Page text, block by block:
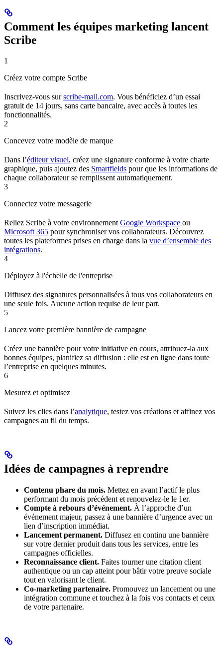
Comment les équipes marketing lancent
Scribe
1
Créez votre compte Scribe
Inscrivez-vous surscribe-mail.com. Vous bénéficiez d’un essai
gratuit de 14 jours, sans carte bancaire, avec accès à toutes les
fonctionnalités.
2
Concevez votre modèle de marque
Dans l’éditeur visuel, créez une signature conforme à votre charte
graphique, puis ajoutez des Smartfields pour que les informations de
chaque collaborateur se remplissent automatiquement.
3
Connectez votre messagerie
Reliez Scribe à votre environnementGoogle Workspace ou
Microsoft 365 pour synchroniser vos collaborateurs. Découvrez
toutes les plateformes prises en charge dans la vue d’ensemble des
intégrations.
4
Déployez à l'échelle de l'entreprise
Diffusez des signatures personnalisées à tous vos collaborateurs en
une seule fois. Aucune action requise de leur part.
5
Lancez votre première bannière de campagne
Créez une bannière pour votre initiative en cours, attribuez-la aux
bonnes équipes, planifiez sa diffusion : elle est en ligne dans toute
l’entreprise en quelques minutes.
6
Mesurez et optimisez
Suivez les clics dans l’analytique, testez vos créations et affinez vos
campagnes au fil du temps.
Idées de campagnes à reprendre
Contenu phare du mois. Mettez en avant l’actif le plus
performant du mois précédent et renouvelez-le le 1er.
Compte à rebours d’événement. À l’approche d’un
événement majeur, passez à une bannière d’urgence avec un
lien d’inscription immédiat.
Lancement permanent. Diffusez en continu une bannière
sur votre dernier produit dans tous les services, entre les
campagnes officielles.
Reconnaissance client. Faites tourner une citation client
authentique ou un cap atteint pour bâtir votre preuve sociale
tout en valorisant le client.
Co-marketing partenaire. Promouvez un lancement ou une
intégration commune et touchez à la fois vos contacts et ceux
de votre partenaire.